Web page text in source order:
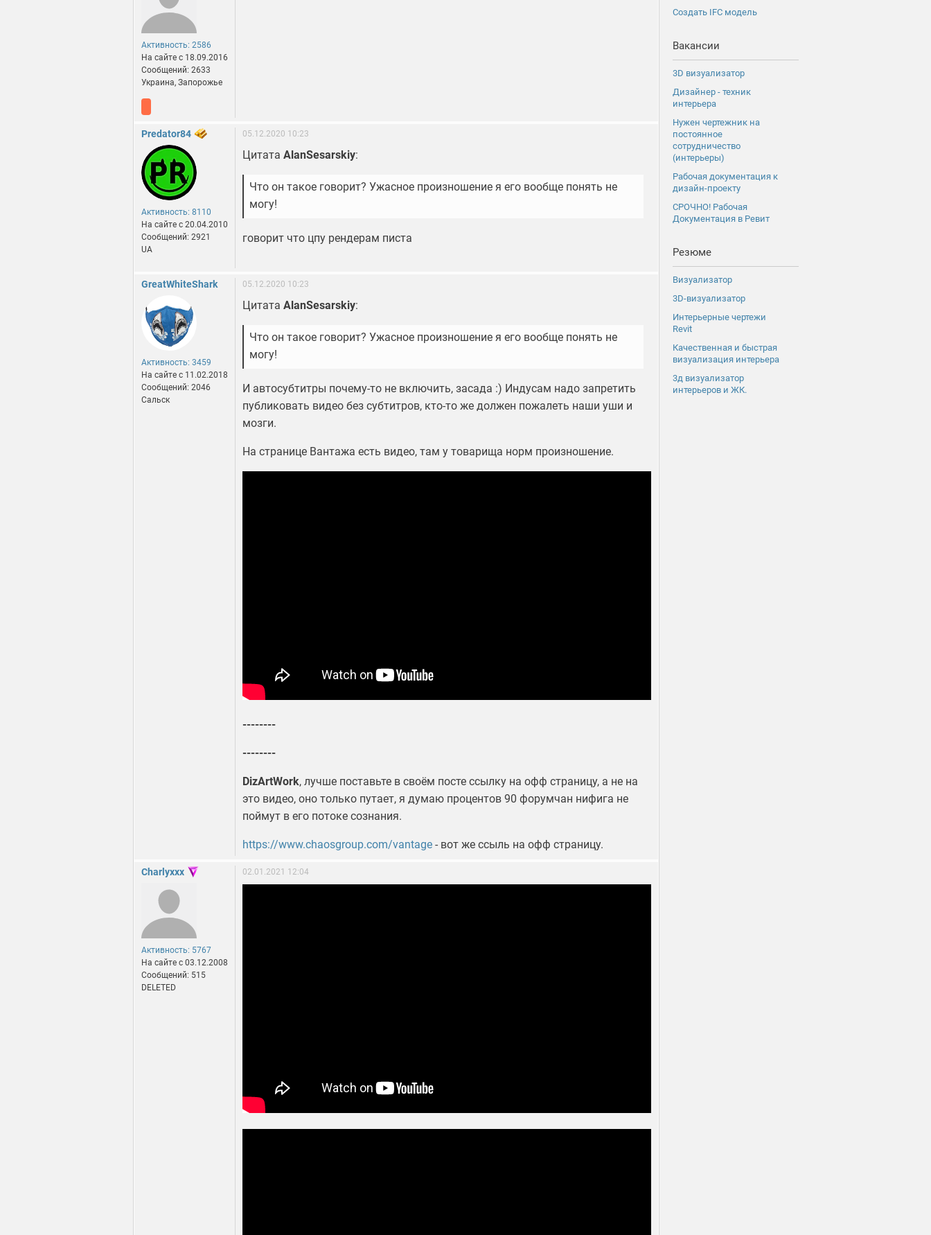
Активность: 2586
На сайте c 18.09.2016
Сообщений: 2633
Украина, Запорожье
Predator84
Активность: 8110
На сайте c 20.04.2010
Сообщений: 2921
UA
05.12.2020 10:23
Цитата AlanSesarskiy:
Что он такое говорит? Ужасное произношение я его вообще понять не
могу!
говорит что цпу рендерам писта
GreatWhiteShark
Активность: 3459
На сайте c 11.02.2018
Сообщений: 2046
Сальск
05.12.2020 10:23
Цитата AlanSesarskiy:
Что он такое говорит? Ужасное произношение я его вообще понять не
могу!
И автосубтитры почему-то не включить, засада :) Индусам надо запретить
публиковать видео без субтитров, кто-то же должен пожалеть наши уши и
мозги.
На странице Вантажа есть видео, там у товарища норм произношение.
--------
--------
DizArtWork, лучше поставьте в своём посте ссылку на офф страницу, а не на
это видео, оно только путает, я думаю процентов 90 форумчан нифига не
поймут в его потоке сознания.
https://www.chaosgroup.com/vantage - вот же ссыль на офф страницу.
Charlyxxx
Активность: 5767
На сайте c 03.12.2008
Сообщений: 515
DELETED
02.01.2021 12:04
Создать IFC модель
Вакансии
3D визуализатор
Дизайнер - техник
интерьера
Нужен чертежник на
постоянное
сотрудничество
(интерьеры)
Рабочая документация к
дизайн-проекту
СРОЧНО! Рабочая
Документация в Ревит
Резюме
Визуализатор
3D-визуализатор
Интерьерные чертежи
Revit
Качественная и быстрая
визуализация интерьера
3д визуализатор
интерьеров и ЖК.